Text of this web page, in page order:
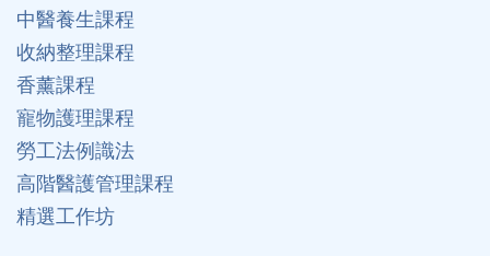
中醫養生課程
收納整理課程
香薰課程
寵物護理課程
勞工法例識法
高階醫護管理課程
精選工作坊